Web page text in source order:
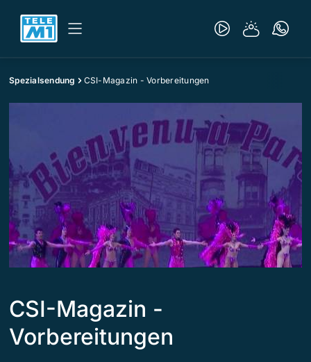
Spezialsendung CSI-Magazin - Vorbereitungen
CSI-Magazin -
Vorbereitungen